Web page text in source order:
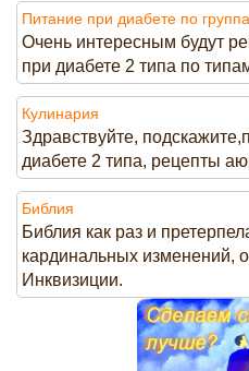
Питание при диабете по
Очень интересным будут
при диабете 2 типа по
Кулинария
Здравствуйте,
диабете 2 типа, рецепты
Библия
Библия как раз и
кардинальных изменений,
Инквизиции.